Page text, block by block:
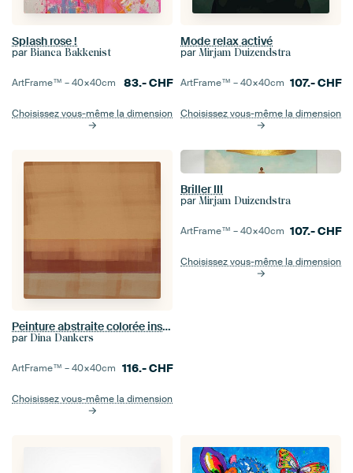
Splash rose !
par Bianca Bakkenist
ArtFrame™ –40×40cm 83.-CHF
Choisissez vous-même la dimension
Mode relax activé
par Mirjam Duizendstra
ArtFrame™ –40×40cm 107.-CHF
Choisissez vous-même la dimension
Peinture abstraite colorée inspirée de Mark Rothko.
par Dina Dankers
ArtFrame™ –40×40cm 116.-CHF
Choisissez vous-même la dimension
Briller III
par Mirjam Duizendstra
ArtFrame™ –40×40cm 107.-CHF
Choisissez vous-même la dimension